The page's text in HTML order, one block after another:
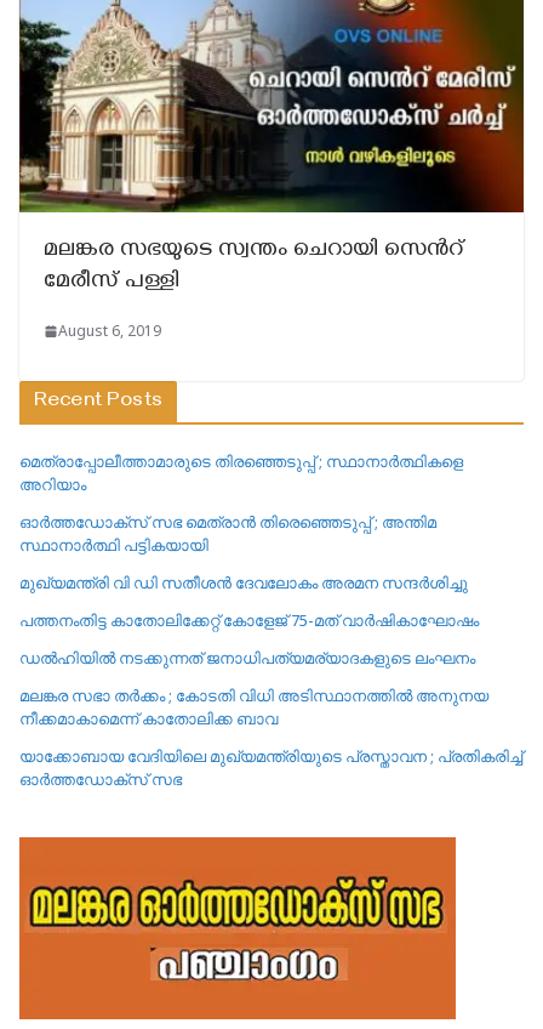
മലങ്കര സഭയുടെ സ്വന്തം ചെറായി സെൻറ്
മേരീസ് പള്ളി
August 6, 2019
Recent Posts
മെത്രാപ്പോലീത്താമാരുടെ തിരഞ്ഞെടുപ്പ് ; സ്ഥാനാർത്ഥികളെ
അറിയാം
ഓർത്തഡോക്സ് സഭ മെത്രാൻ തിരെഞ്ഞെടുപ്പ് ; അന്തിമ
സ്ഥാനാർത്ഥി പട്ടികയായി
മുഖ്യമന്ത്രി വി ഡി സതീശൻ ദേവലോകം അരമന സന്ദർശിച്ചു
പത്തനംതിട്ട കാതോലിക്കേറ്റ്‌ കോളേജ്‌ 75-മത് വാർഷികാഘോഷം
ഡൽഹിയിൽ നടക്കുന്നത് ജനാധിപത്യമര്യാദകളുടെ ലംഘനം
മലങ്കര സഭാ തർക്കം ; കോടതി വിധി അടിസ്ഥാനത്തിൽ അനുനയ
നീക്കമാകാമെന്ന് കാതോലിക്ക ബാവ
യാക്കോബായ വേദിയിലെ മുഖ്യമന്ത്രിയുടെ പ്രസ്താവന ; പ്രതികരിച്ച്
ഓർത്തഡോക്സ് സഭ